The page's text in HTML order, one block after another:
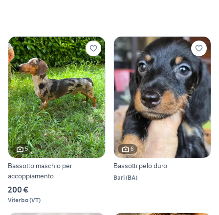
5
Bassotto maschio per
accoppiamento
200 €
Viterbo(VT)
6
Bassotti pelo duro
Bari(BA)